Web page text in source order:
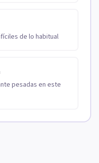
de lo habitual
pesadas en este